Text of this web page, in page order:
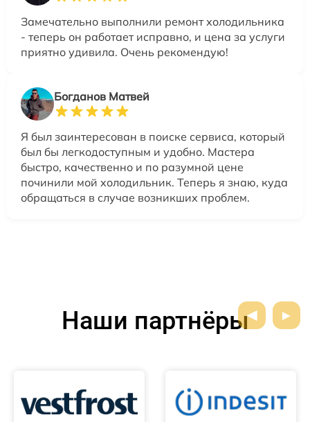
Замечательно выполнили ремонт холодильника
- теперь он работает исправно, и цена за услуги
приятно удивила. Очень рекомендую!
Богданов Матвей
Я был заинтересован в поиске сервиса, который
был бы легкодоступным и удобно. Мастера
быстро, качественно и по разумной цене
починили мой холодильник. Теперь я знаю, куда
обращаться в случае возникших проблем.
Наши партнёры